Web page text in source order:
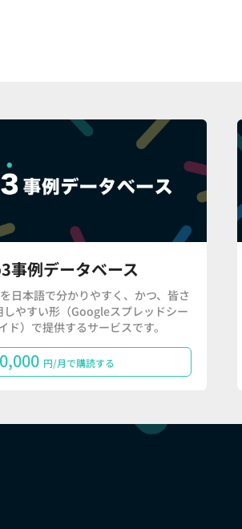
事例データベース
日本語で分かりやすく、かつ、皆さ
しやすい形（Googleスプレッドシー
ド）で提供するサービスです。
円/月で購読する